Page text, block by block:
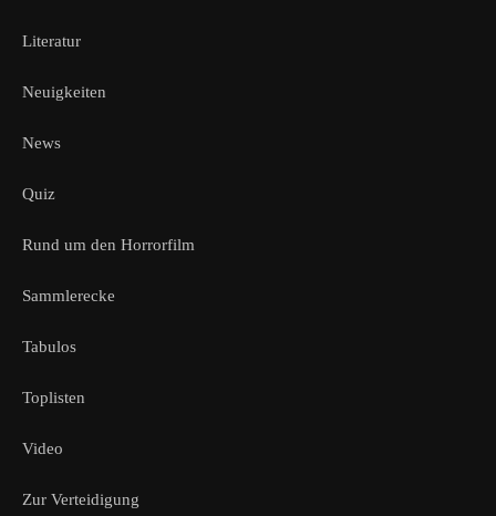
Literatur
Neuigkeiten
News
Quiz
Rund um den Horrorfilm
Sammlerecke
Tabulos
Toplisten
Video
Zur Verteidigung